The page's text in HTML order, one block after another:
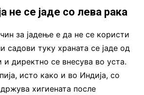
не се јаде со лева рака
за јадење е да не се користи
садови туку храната се јаде од
и директно се внесува во уста.
исто како и во Индија, со
хигиената после